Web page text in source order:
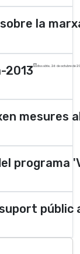
la
2013 dissabte, 26 de octubre de
mesures
programa
públic